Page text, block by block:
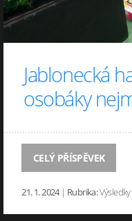
Jablonecká
osobáky
CELÝ PŘÍSPĚVEK
21. 1. 2024 | Rubrika:Výsledky